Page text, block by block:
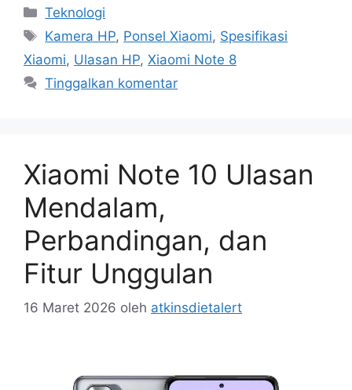
Kategori
Teknologi
Tag
Kamera HP, Ponsel Xiaomi, Spesifikasi
Xiaomi, Ulasan HP, Xiaomi Note 8
Tinggalkan komentar
Xiaomi Note 10 Ulasan
Mendalam,
Perbandingan, dan
Fitur Unggulan
16 Maret 2026 oleh atkinsdietalert